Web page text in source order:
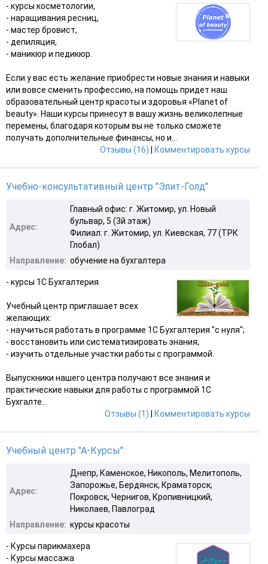
- курсы косметологии,
- наращивания ресниц,
- мастер бровист,
- депиляция,
- маникюр и педикюр.
Если у вас есть желание приобрести новые знания и навыки
или вовсе сменить профессию, на помощь придет наш
образовательный центр красоты и здоровья «Planet of
beauty». Наши курсы принесут в вашу жизнь великолепные
перемены, благодаря которым вы не только сможете
получать дополнительные финансы, но и...
Отзывы (16)
Комментировать курсы
Учебно-консультативный центр "Элит-Голд"
Адрес:
Главный офис: г. Житомир, ул. Новый
бульвар, 5 (3й этаж)
Филиал: г. Житомир, ул. Киевская, 77 (ТРК
Глобал)
Направление: обучение на бухгалтера
- курсы 1С Бухгалтерия
Учебный центр приглашает всех
желающих:
- научиться работать в программе 1С Бухгалтерия "с нуля";
- восстановить или систематизировать знания;
- изучить отдельные участки работы с программой.
Выпускники нашего центра получают все знания и
практические навыки для работы с программой 1С
Бухгалте...
Отзывы (1)
Комментировать курсы
Учебный центр "А-Курсы"
Адрес:
Днепр, Каменское, Никополь, Мелитополь,
Запорожье, Бердянск, Краматорск,
Покровск, Чернигов, Кропивницкий,
Николаев, Павлоград
Направление: курсы красоты
- Курсы парикмахера
- Курсы массажа